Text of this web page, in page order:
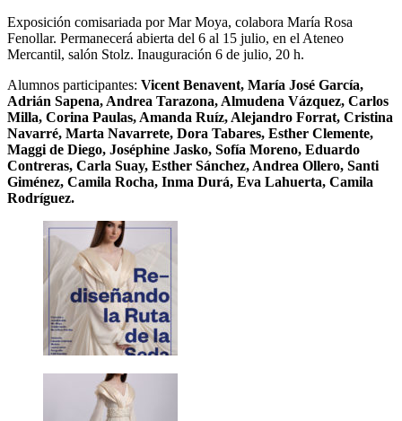
Exposición comisariada por Mar Moya, colabora María Rosa
Fenollar. Permanecerá abierta del 6 al 15 julio, en el Ateneo
Mercantil, salón Stolz. Inauguración 6 de julio, 20 h.
Alumnos participantes: Vicent Benavent, María José García,
Adrián Sapena, Andrea Tarazona, Almudena Vázquez, Carlos
Milla, Corina Paulas, Amanda Ruíz, Alejandro Forrat, Cristina
Navarré, Marta Navarrete, Dora Tabares, Esther Clemente,
Maggi de Diego, Joséphine Jasko, Sofía Moreno, Eduardo
Contreras, Carla Suay, Esther Sánchez, Andrea Ollero, Santi
Giménez, Camila Rocha, Inma Durá, Eva Lahuerta, Camila
Rodríguez.